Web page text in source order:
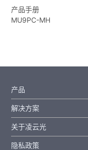
产品手册
MU9PC-MH
产品
解决方案
关于凌云光
隐私政策